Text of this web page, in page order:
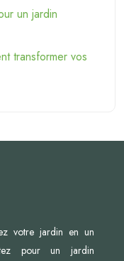
un jardin
transformer vos
votre jardin en un
pour un jardin